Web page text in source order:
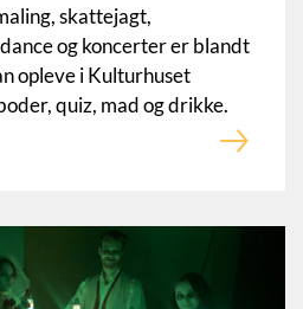
skattejagt,
og koncerter er blandt
opleve i Kulturhuset
quiz, mad og drikke.